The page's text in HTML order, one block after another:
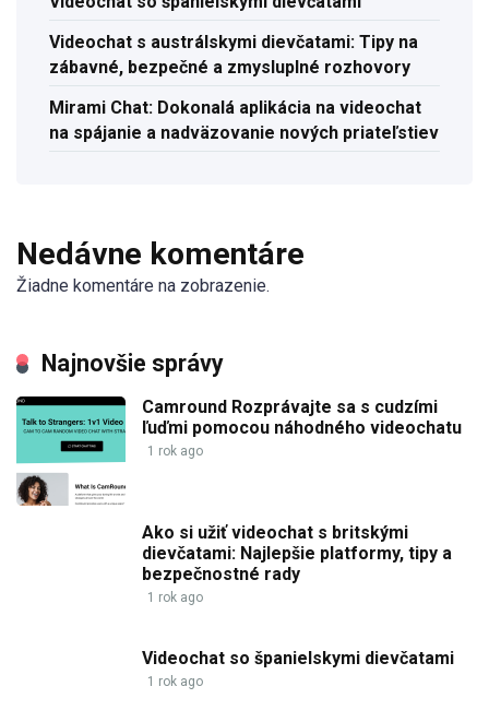
Videochat s austrálskymi dievčatami: Tipy na
zábavné, bezpečné a zmysluplné rozhovory
Mirami Chat: Dokonalá aplikácia na videochat
na spájanie a nadväzovanie nových priateľstiev
Nedávne komentáre
Žiadne komentáre na zobrazenie.
Najnovšie správy
Camround Rozprávajte sa s cudzími
ľuďmi pomocou náhodného videochatu
1 rok ago
Ako si užiť videochat s britskými
dievčatami: Najlepšie platformy, tipy a
bezpečnostné rady
1 rok ago
Videochat so španielskymi dievčatami
1 rok ago